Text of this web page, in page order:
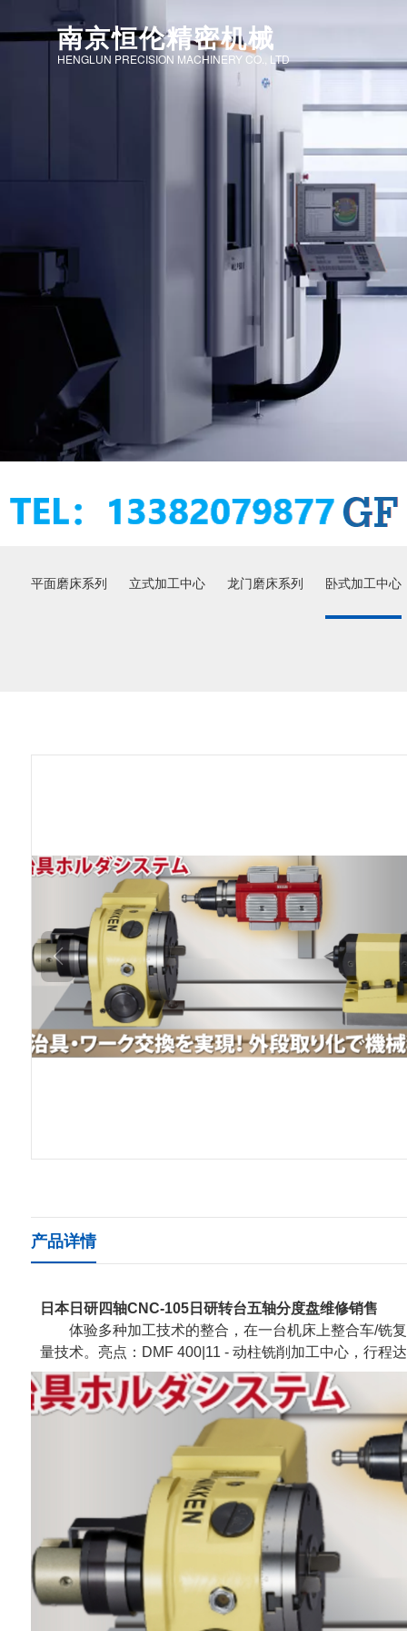
南京恒伦精密机械
HENGLUN PRECISION MACHINERY CO., LTD
平面磨床系列 立式加工中心 龙门磨床系列 卧式加工中心
产品详情
日本日研四轴CNC-105日研转台五轴分度盘维修销售
体验多种加工技术的整合，在一台机床上整合车/铣复
量技术。亮点：DMF 400|11 - 动柱铣削加工中心，行程